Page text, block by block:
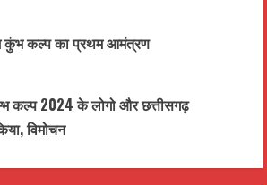
कुंभ कल्प का प्रथम आमंत्रण
कल्प 2024 के लोगो और छत्तीसगढ़
विमोचन